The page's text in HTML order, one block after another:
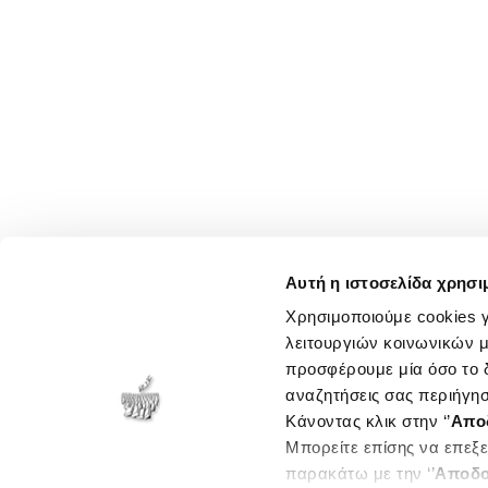
Αυτή η ιστοσελίδα
Χρησιμοποιούμε cookies
λειτουργιών κοινωνικών
προσφέρουμε μία όσο το
αναζητήσεις σας
Κάνοντας κλικ στην ‘’
Μπορείτε επίσης να
παρακάτω με την ‘’